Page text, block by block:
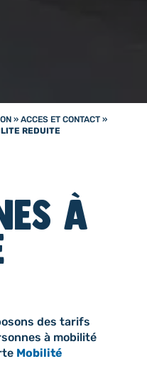
» ACCES ET CONTACT»
REDUITE
à
des tarifs
à mobilité
Mobilité